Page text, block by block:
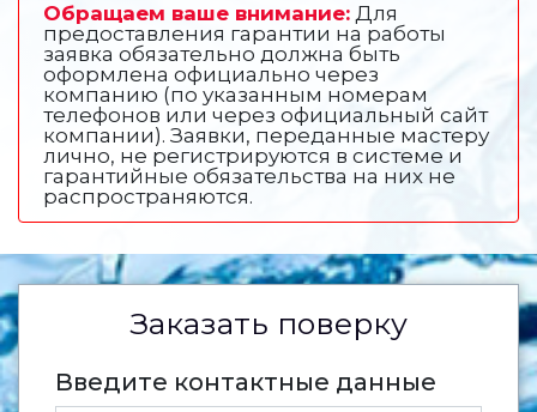
Обращаем ваше внимание: Для
предоставления гарантии на работы
заявка обязательно должна быть
оформлена официально через
компанию (по указанным номерам
телефонов или через официальный сайт
компании). Заявки, переданные мастеру
лично, не регистрируются в системе и
гарантийные обязательства на них не
распространяются.
Заказать поверку
Введите контактные данные